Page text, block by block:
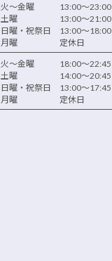
火～金曜 13:00～23:00
土曜 13:00～21:00
日曜・祝祭日 13:00～18:00
月曜 定休日
火～金曜 18:00～22:45
土曜 14:00～20:45
日曜・祝祭日 13:00～17:45
月曜 定休日